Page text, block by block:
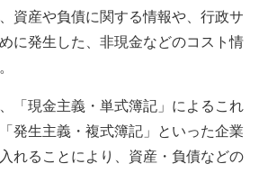
資産や負債に関する情報や、行政サ
に発生した、非現金などのコスト情
「現金主義・単式簿記」によるこれ
発生主義・複式簿記」といった企業
れることにより、資産・負債などの